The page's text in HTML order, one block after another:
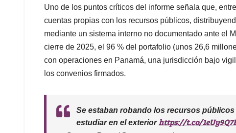
Uno de los puntos críticos del informe señala que,
cuentas propias con los recursos públicos,
mediante un sistema interno no documentado ante el
cierre de 2025, el 96 % del portafolio (unos 26,6
con operaciones en Panamá, una jurisdicción bajo
los convenios firmados.
Se estaban robando los recursos
estudiar en el exteriorhttps://t.co/